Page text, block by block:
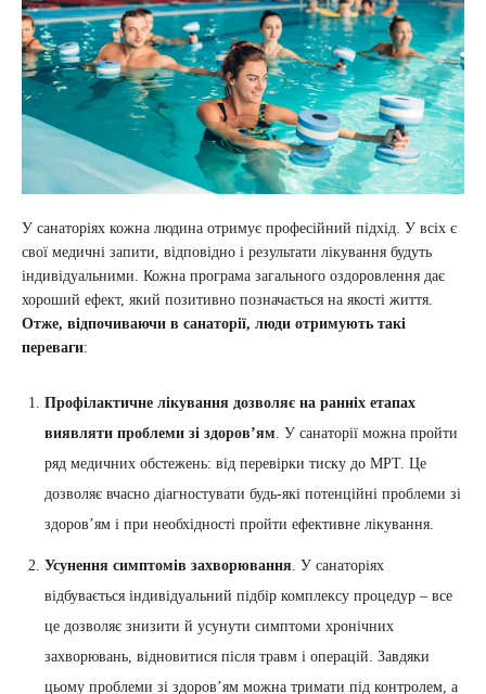
У санаторіях кожна людина отримує професійний підхід. У всіх є
свої медичні запити, відповідно і результати лікування будуть
індивідуальними. Кожна програма загального оздоровлення дає
хороший ефект, який позитивно позначається на якості життя.
Отже, відпочиваючи в санаторії, люди отримують такі
переваги:
Профілактичне лікування дозволяє на ранніх етапах
виявляти проблеми зі здоров’ям. У санаторії можна пройти
ряд медичних обстежень: від перевірки тиску до МРТ. Це
дозволяє вчасно діагностувати будь-які потенційні проблеми зі
здоров’ям і при необхідності пройти ефективне лікування.
Усунення симптомів захворювання. У санаторіях
відбувається індивідуальний підбір комплексу процедур – все
це дозволяє знизити й усунути симптоми хронічних
захворювань, відновитися після травм і операцій. Завдяки
цьому проблеми зі здоров’ям можна тримати під контролем, а